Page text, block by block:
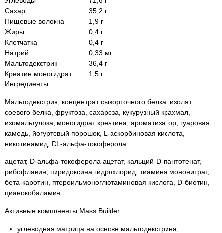
Сахар
35,2 г
Пищевые волокна
1,9 г
Жиры
0,4 г
Клетчатка
0,4 г
Натрий
0,33 мг
Мальтодекстрин
36,4 г
Креатин моногидрат
1,5 г
Ингредиенты:
Мальтодекстрин, концентрат сыворточного белка, изолят
соевого белка, фруктоза, сахароза, кукурузный крахмал,
изомальтулоза, моногидрат креатина, ароматизатор, гуаровая
камедь, йогуртовый порошок, L-аскорбиновая кислота,
никотинамид, DL-альфа-токоферола
ацетат, D-альфа-токоферола ацетат, кальций-D-пантотенат,
рибофлавин, пиридоксина гидрохлорид, тиамина мононитрат,
бета-каротин, птероильмоноглютаминовая кислота, D-биотин,
цианокобаламин.
Активные компоненты Mass Builder:
углеводная матрица на основе мальтодекстрина,